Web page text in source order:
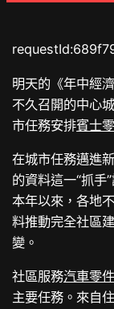
明天的《年中經
不久召開的中心
市任務安排賓士
在城市任務邁進
的資料這一“抓手
本年以來，各地
料推動完全社區
變。
社區服務汽車零
主要任務。來自